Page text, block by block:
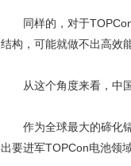
同样的，对于
结构，可能就做不出高效
从这个角度来看，中
作为全球最大的碲化
出要进军TOPCon电池领